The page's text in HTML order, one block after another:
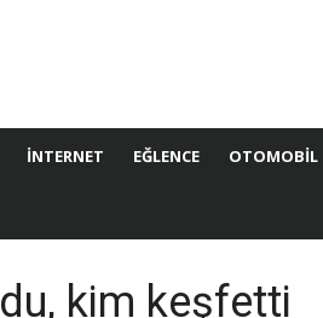
İNTERNET EĞLENCE OTOMOBIL
kim keşfetti